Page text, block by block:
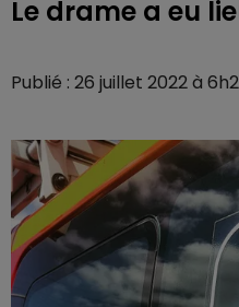
Le drame a eu
Publié : 26 juillet 2022 à